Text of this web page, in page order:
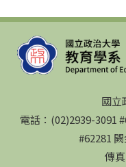
國立
電話：(02)2939-3091
#62281
傳